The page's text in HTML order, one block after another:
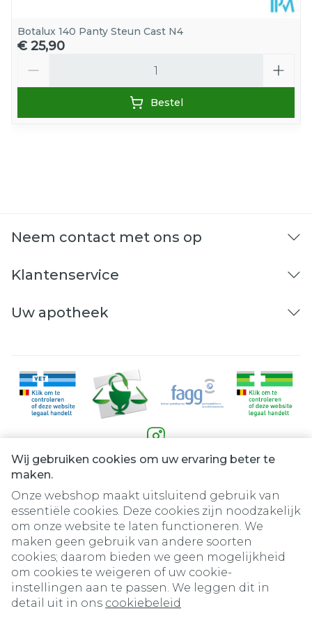
Wij gebruiken cookies om uw ervaring beter te
maken.
Onze webshop maakt uitsluitend gebruik van
essentiële cookies. Deze cookies zijn noodzakelijk
om onze website te laten functioneren. We
maken geen gebruik van andere soorten
cookies; daarom bieden we geen mogelijkheid
om cookies te weigeren of uw cookie-
instellingen aan te passen. We leggen dit in
detail uit in ons cookiebeleid
Botalux 140 Panty Steun Cast N4
€ 25,90
Bestel
Neem contact met ons op
Klantenservice
Uw apotheek
Juridische links